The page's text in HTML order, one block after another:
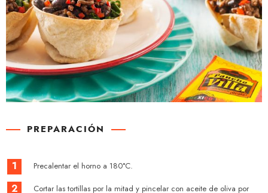
PREPARACIÓN
1 Precalentar el horno a 180°C.
2
Cortar las tortillas por la mitad y pincelar con aceite de oliva por